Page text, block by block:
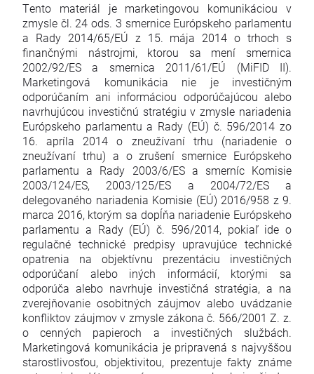
Tento materiál je marketingovou komunikáciou v
zmysle čl. 24 ods. 3 smernice Európskeho parlamentu
a Rady 2014/65/EÚ z 15. mája 2014 o trhoch s
finančnými nástrojmi, ktorou sa mení smernica
2002/92/ES a smernica 2011/61/EÚ (MiFID II).
Marketingová komunikácia nie je investičným
odporúčaním ani informáciou odporúčajúcou alebo
navrhujúcou investičnú stratégiu v zmysle nariadenia
Európskeho parlamentu a Rady (EÚ) č. 596/2014 zo
16. apríla 2014 o zneužívaní trhu (nariadenie o
zneužívaní trhu) a o zrušení smernice Európskeho
parlamentu a Rady 2003/6/ES a smerníc Komisie
2003/124/ES, 2003/125/ES a 2004/72/ES a
delegovaného nariadenia Komisie (EÚ) 2016/958 z 9.
marca 2016, ktorým sa dopĺňa nariadenie Európskeho
parlamentu a Rady (EÚ) č. 596/2014, pokiaľ ide o
regulačné technické predpisy upravujúce technické
opatrenia na objektívnu prezentáciu investičných
odporúčaní alebo iných informácií, ktorými sa
odporúča alebo navrhuje investičná stratégia, a na
zverejňovanie osobitných záujmov alebo uvádzanie
konfliktov záujmov v zmysle zákona č. 566/2001 Z. z.
o cenných papieroch a investičných službách.
Marketingová komunikácia je pripravená s najvyššou
starostlivosťou, objektivitou, prezentuje fakty známe